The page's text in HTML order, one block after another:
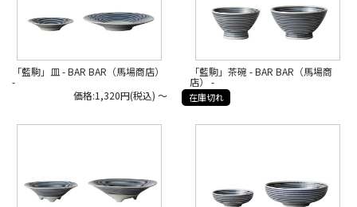
「藍駒」皿 - BAR BAR（馬場商店）
-
価格:1,320円(税込) ～
「藍駒」茶碗 - BAR BAR（馬場商
店） -
在庫切れ